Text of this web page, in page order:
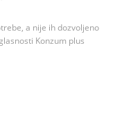
a nije ih dozvoljeno
Konzum plus